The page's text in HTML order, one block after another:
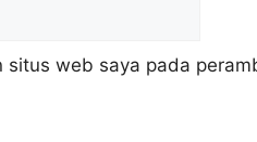
situs web saya pada